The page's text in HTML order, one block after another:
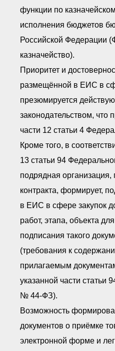
функции по
исполнения бюджетов
Российской Федерации
казначейство).
Приоритет и
размещённой в ЕИС в
презюмируется
законодательством, что
части 12 статьи 4
Кроме того, в
13 статьи 94
подрядная организация,
контракта, формирует,
в ЕИС в сфере закупок
работ, этапа, объекта
подписания такого
(требования к
прилагаемым
указанной части статьи
№ 44-ФЗ).
Возможность
документов о приёмке
электронной форме и